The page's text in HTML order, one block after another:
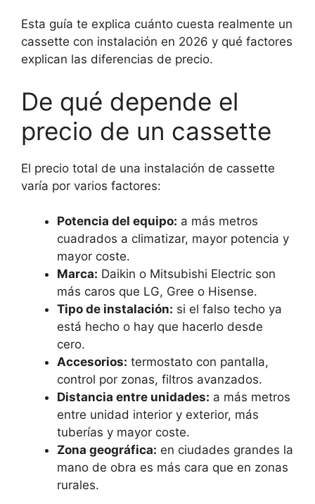
Esta guía te explica cuánto cuesta realmente un
cassette con instalación en 2026 y qué factores
explican las diferencias de precio.
De qué depende el
precio de un cassette
El precio total de una instalación de cassette
varía por varios factores:
Potencia del equipo: a más metros
cuadrados a climatizar, mayor potencia y
mayor coste.
Marca: Daikin o Mitsubishi Electric son
más caros que LG, Gree o Hisense.
Tipo de instalación: si el falso techo ya
está hecho o hay que hacerlo desde
cero.
Accesorios: termostato con pantalla,
control por zonas, filtros avanzados.
Distancia entre unidades: a más metros
entre unidad interior y exterior, más
tuberías y mayor coste.
Zona geográfica: en ciudades grandes la
mano de obra es más cara que en zonas
rurales.